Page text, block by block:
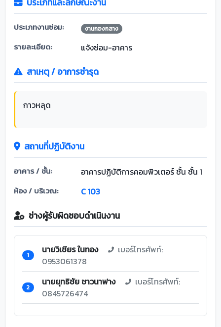
ประเภทงานซ่อม: งานกองกลาง
รายละเอียด: แจ้งซ่อม-อาคาร
สาเหตุ / อาการชำรุด
กาวหลุด
สถานที่ปฏิบัติงาน
อาคาร / ชั้น: อาคารปฏิบัติการคอมพิวเตอร์ ชั้น ชั้น 1
ห้อง / บริเวณ: C 103
ช่างผู้รับผิดชอบดำเนินงาน
1 นายวิเชียร ในทอง
เบอร์โทรศัพท์:
0953061378
2 นายยุทธิชัย ชาวนาฟาง
เบอร์โทรศัพท์:
0845726474